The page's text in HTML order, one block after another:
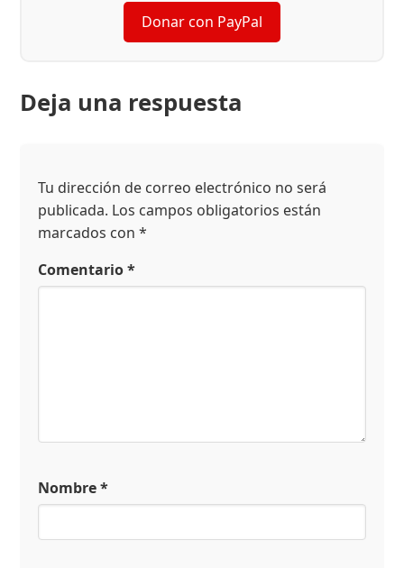
Donar con PayPal
Deja una respuesta
Tu dirección de correo electrónico no será
publicada. Los campos obligatorios están
marcados con*
Comentario*
Nombre*